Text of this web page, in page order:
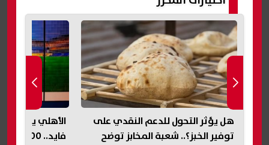
هل يؤثر التحول للدعم النقدي على
توفير الخبز؟.. شعبة المخابز توضح
الأهلي يقدم
فايد.. 400 ألف دولار كلمة السر (خاص)